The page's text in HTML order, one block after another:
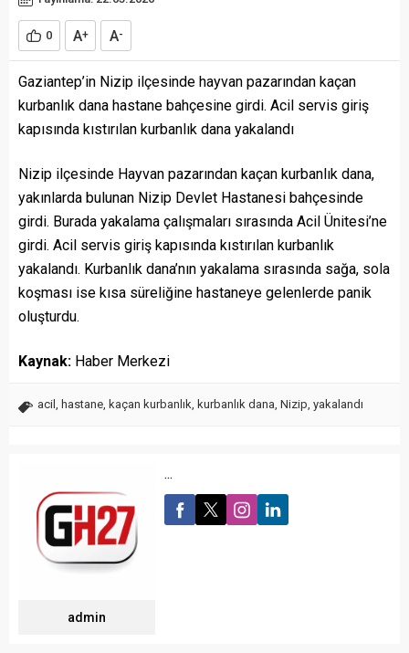
0 A+ A-
Gaziantep’in Nizip ilçesinde hayvan pazarından kaçan
kurbanlık dana hastane bahçesine girdi. Acil servis giriş
kapısında kıstırılan kurbanlık dana yakalandı
Nizip ilçesinde Hayvan pazarından kaçan kurbanlık dana,
yakınlarda bulunan Nizip Devlet Hastanesi bahçesinde
girdi. Burada yakalama çalışmaları sırasında Acil Ünitesi’ne
girdi. Acil servis giriş kapısında kıstırılan kurbanlık
yakalandı. Kurbanlık dana’nın yakalama sırasında sağa, sola
koşması ise kısa süreliğine hastaneye gelenlerde panik
oluşturdu.
Kaynak: Haber Merkezi
acil , hastane, kaçan kurbanlık, kurbanlık dana, Nizip, yakalandı
admin
...